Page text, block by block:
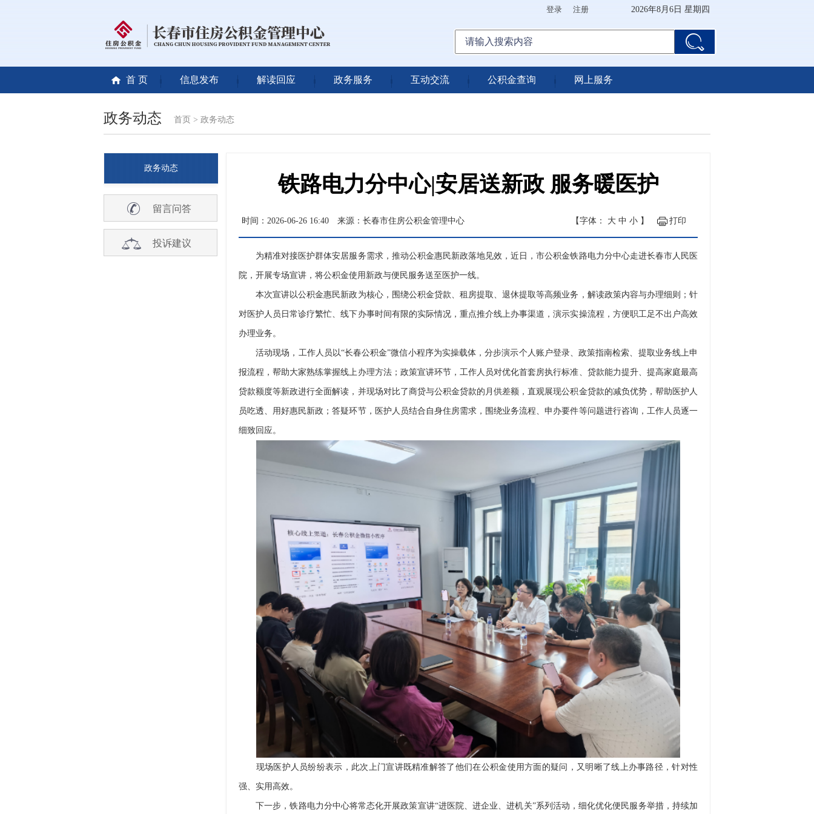
2026年8月6日 星期四
登录 注册
首 页 信息发布 解读回应 政务服务 互动交流 公积金查询 网上服务
政务动态 首页 > 政务动态
政务动态
留言问答
投诉建议
铁路电力分中心|安居送新政 服务暖医护
时间：2026-06-26 16:40 来源：长春市住房公积金管理中心 【字体： 大 中 小 】 打印
为精准对接医护群体安居服务需求，推动公积金惠民新政落地见效，近日，市公积金铁路电力分中心走进长春市人民医
院，开展专场宣讲，将公积金使用新政与便民服务送至医护一线。
本次宣讲以公积金惠民新政为核心，围绕公积金贷款、租房提取、退休提取等高频业务，解读政策内容与办理细则；针
对医护人员日常诊疗繁忙、线下办事时间有限的实际情况，重点推介线上办事渠道，演示实操流程，方便职工足不出户高效
办理业务。
活动现场，工作人员以“长春公积金”微信小程序为实操载体，分步演示个人账户登录、政策指南检索、提取业务线上申
报流程，帮助大家熟练掌握线上办理方法；政策宣讲环节，工作人员对优化首套房执行标准、贷款能力提升、提高家庭最高
贷款额度等新政进行全面解读，并现场对比了商贷与公积金贷款的月供差额，直观展现公积金贷款的减负优势，帮助医护人
员吃透、用好惠民新政；答疑环节，医护人员结合自身住房需求，围绕业务流程、申办要件等问题进行咨询，工作人员逐一
细致回应。
现场医护人员纷纷表示，此次上门宣讲既精准解答了他们在公积金使用方面的疑问，又明晰了线上办事路径，针对性
强、实用高效。
下一步，铁路电力分中心将常态化开展政策宣讲“进医院、进企业、进机关”系列活动，细化优化便民服务举措，持续加